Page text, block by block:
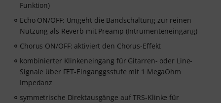
Funktion)
Echo ON/OFF: Umgeht die Bandschaltung zur reinen
Nutzung als Reverb mit Preamp (Intrumenteneingang)
Chorus ON/OFF: aktiviert den Chorus-Effekt
kombinierter Klinkeneingang für Gitarren- oder Line-
Signale über FET-Einganggsstufe mit 1 MegaOhm
Impedanz
symmetrische Direktausgänge auf TRS-Klinke für